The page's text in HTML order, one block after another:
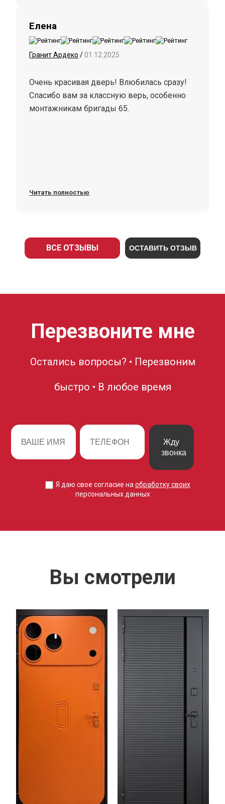
Елена
Гранит Ардеко /01.12.2025
Очень красивая дверь! Влюбилась сразу!
Спасибо вам за классную верь, особенно
монтажникам бригады 65.
Читать полностью
ВСЕ ОТЗЫВЫ ОСТАВИТЬ ОТЗЫВ
Перезвоните мне
Остались вопросы? • Перезвоним
быстро • В любое время
Жду
звонка
Я даю свое согласие на обработку своих
персональных данных
Вы смотрели